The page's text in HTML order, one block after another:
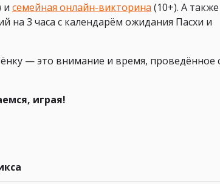
и семейная онлайн-викторина (10+). А также
на 3 часа с календарём ожидания Пасхи и
— это внимание и время, проведённое
играя!